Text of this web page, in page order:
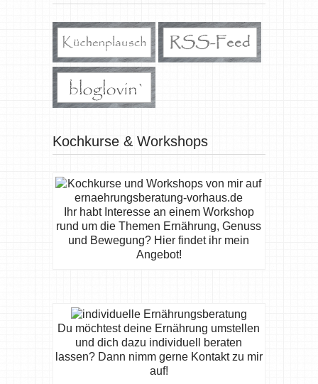
Kochkurse & Workshops
Ihr habt Interesse an einem Workshop
rund um die Themen Ernährung, Genuss
und Bewegung? Hier findet ihr mein
Angebot!
Du möchtest deine Ernährung umstellen
und dich dazu individuell beraten
lassen? Dann nimm gerne Kontakt zu mir
auf!